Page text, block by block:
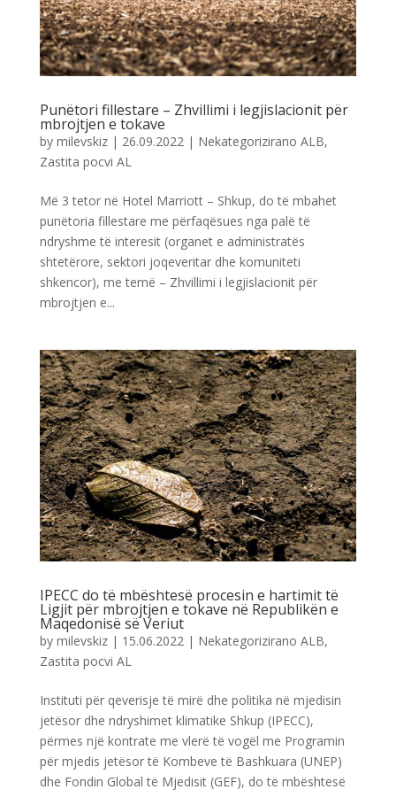
Punëtori fillestare – Zhvillimi i legjislacionit për
mbrojtjen e tokave
by milevskiz| 26.09.2022| Nekategorizirano ALB,
Zastita pocvi AL
Më 3 tetor në Hotel Marriott – Shkup, do të mbahet
punëtoria fillestare me përfaqësues nga palë të
ndryshme të interesit (organet e administratës
shtetërore, sektori joqeveritar dhe komuniteti
shkencor), me temë – Zhvillimi i legjislacionit për
mbrojtjen e...
IPECC do të mbështesë procesin e hartimit të
Ligjit për mbrojtjen e tokave në Republikën e
Maqedonisë së Veriut
by milevskiz| 15.06.2022| Nekategorizirano ALB,
Zastita pocvi AL
Instituti për qeverisje të mirë dhe politika në mjedisin
jetësor dhe ndryshimet klimatike Shkup (IPECC),
përmes një kontrate me vlerë të vogël me Programin
për mjedis jetësor të Kombeve të Bashkuara (UNEP)
dhe Fondin Global të Mjedisit (GEF), do të mbështesë